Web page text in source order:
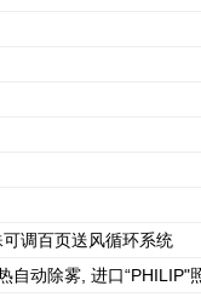
调百页送风循环系统
自动除雾, 进口“PHILIP"